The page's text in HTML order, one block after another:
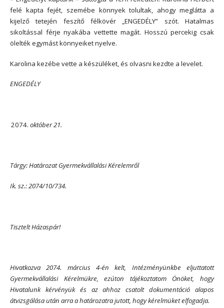
felé kapta fejét, szemébe könnyek tolultak, ahogy meglátta a
kijelző tetején feszítő félkövér „ENGEDÉLY” szót. Hatalmas
sikoltással férje nyakába vettette magát. Hosszú percekig csak
ölelték egymást könnyeiket nyelve.
Karolina kezébe vette a készüléket, és olvasni kezdte a levelet.
ENGEDÉLY
október 21.
Tárgy: Határozat Gyermekvállalási Kérelemről
Ik. sz.: 2074/10/734.
Tisztelt Házaspár!
Hivatkozva 2074. március 4-én kelt, Intézményünkbe eljuttatott
Gyermekvállalási Kérelmükre, ezúton tájékoztatom Önöket, hogy
Hivatalunk kérvényük és az ahhoz csatolt dokumentáció alapos
átvizsgálása után arra a határozatra jutott, hogy kérelmüket elfogadja.